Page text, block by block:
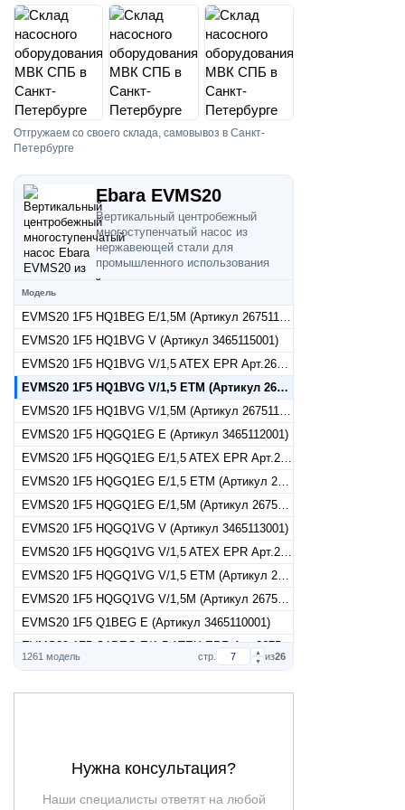
Отгружаем со своего склада, самовывоз в Санкт-
Петербурге
Ebara EVMS20
Вертикальный центробежный
многоступенчатый насос из
нержавеющей стали для
промышленного использования
Модель
EVMS20 1F5 HQ1BEG E/1,5M (Артикул 26751140010)
EVMS20 1F5 HQ1BVG V (Артикул 3465115001)
EVMS20 1F5 HQ1BVG V/1,5 ATEX EPR Арт.26751150017
EVMS20 1F5 HQ1BVG V/1,5 ETM (Артикул 26751150015)
EVMS20 1F5 HQ1BVG V/1,5M (Артикул 26751150010)
EVMS20 1F5 HQGQ1EG E (Артикул 3465112001)
EVMS20 1F5 HQGQ1EG E/1,5 ATEX EPR Арт.26751120017
EVMS20 1F5 HQGQ1EG E/1,5 ETM (Артикул 26751120015)
EVMS20 1F5 HQGQ1EG E/1,5M (Артикул 26751120010)
EVMS20 1F5 HQGQ1VG V (Артикул 3465113001)
EVMS20 1F5 HQGQ1VG V/1,5 ATEX EPR Арт.26751130017
EVMS20 1F5 HQGQ1VG V/1,5 ETM (Артикул 26751130015)
EVMS20 1F5 HQGQ1VG V/1,5M (Артикул 26751130010)
EVMS20 1F5 Q1BEG E (Артикул 3465110001)
EVMS20 1F5 Q1BEG E/1,5 ATEX EPR Арт.26751100017
EVMS20 1F5 Q1BEG E/1,5 ETM (Артикул 26751100015)
EVMS20 1F5 Q1BEG E/1,5M (Артикул 26751100010)
1261 модель стр.
▲
▼
из26
Нужна консультация?
Наши специалисты ответят на любой